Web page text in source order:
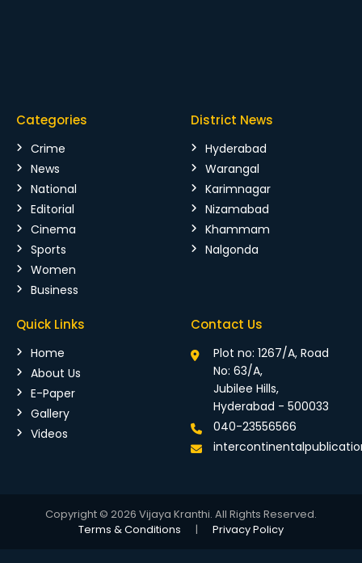
Categories
Crime
News
National
Editorial
Cinema
Sports
Women
Business
District News
Hyderabad
Warangal
Karimnagar
Nizamabad
Khammam
Nalgonda
Quick Links
Home
About Us
E-Paper
Gallery
Videos
Contact Us
Plot no: 1267/A, Road
No: 63/A,
Jubilee Hills,
Hyderabad - 500033
040-23556566
Copyright © 2026 Vijaya Kranthi. All Rights Reserved.
Terms & Conditions
| Privacy Policy